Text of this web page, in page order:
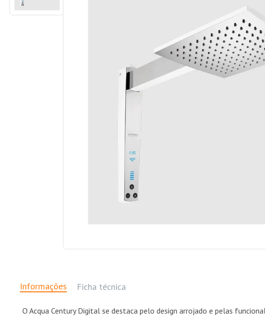
Informações Ficha técnica
O Acqua Century Digital se destaca pelo design arrojado e pelas